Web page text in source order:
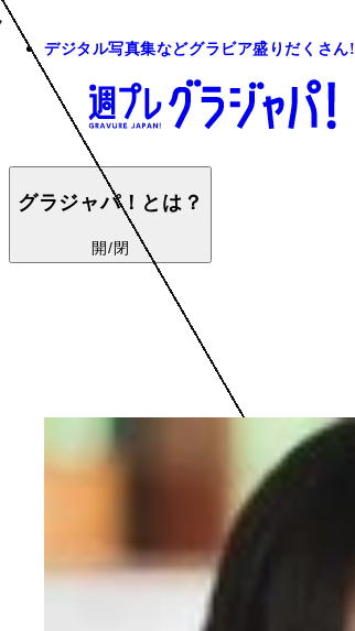
デジタル写真集などグラビア盛りだくさん!
グラジャパ！とは？
開/閉